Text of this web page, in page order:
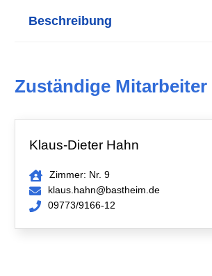
Beschreibung
Zuständige Mitarbeiter
Klaus-Dieter Hahn
Zimmer: Nr. 9
klaus.hahn@bastheim.de
09773/9166-12